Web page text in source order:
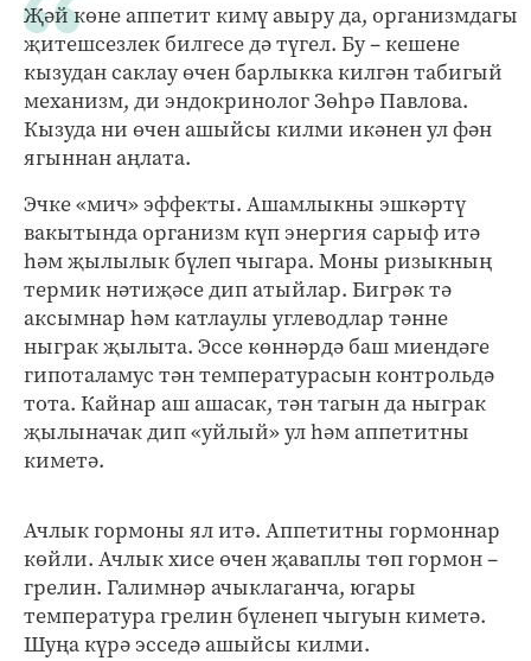
Җәй көне аппетит кимү авыру да, организмдагы
җитешсезлек билгесе дә түгел. Бу – кешене
кызудан саклау өчен барлыкка килгән табигый
механизм, ди эндокринолог Зөһрә Павлова.
Кызуда ни өчен ашыйсы килми икәнен ул фән
ягыннан аңлата.
Эчке «мич» эффекты. Ашамлыкны эшкәртү
вакытында организм күп энергия сарыф итә
һәм җылылык бүлеп чыгара. Моны ризыкның
термик нәтиҗәсе дип атыйлар. Бигрәк тә
аксымнар һәм катлаулы углеводлар тәнне
ныграк җылыта. Эссе көннәрдә баш миендәге
гипоталамус тән температурасын контрольдә
тота. Кайнар аш ашасак, тән тагын да ныграк
җылыначак дип «уйлый» ул һәм аппетитны
киметә.
Ачлык гормоны ял итә. Аппетитны гормоннар
көйли. Ачлык хисе өчен җаваплы төп гормон –
грелин. Галимнәр ачыклаганча, югары
температура грелин бүленеп чыгуын киметә.
Шуңа күрә эсседә ашыйсы килми.